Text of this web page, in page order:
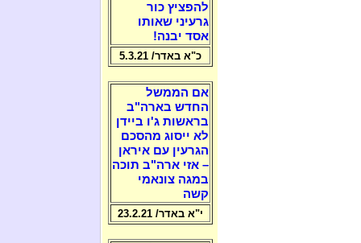
להפציץ כור
גרעיני שאותו
אסד יבנה!
כ"א באדר/ 5.3.21
אם הממשל
החדש בארה"ב
בראשות ג'ו ביידן
לא ייסוג מהסכם
הגרעין עם איראן
– אזי ארה"ב תוכה
במגה צונאמי
קשה
י"א באדר/ 23.2.21